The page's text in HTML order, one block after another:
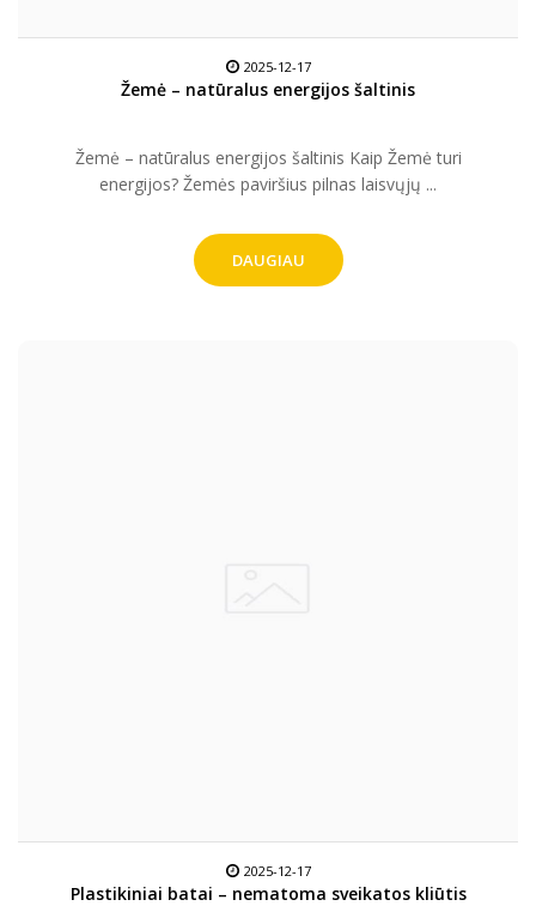
2025-12-17
Žemė – natūralus energijos šaltinis
Žemė – natūralus energijos šaltinis Kaip Žemė turi
energijos? Žemės paviršius pilnas laisvųjų ...
DAUGIAU
2025-12-17
Plastikiniai batai – nematoma sveikatos kliūtis